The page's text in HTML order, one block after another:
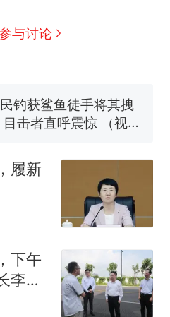
与讨论
采菌偶然发现鸡枞菌
考消息）
被第二名传话劝弃考
瓜子饺子，美国怕什
履新
下午
李峰
诉